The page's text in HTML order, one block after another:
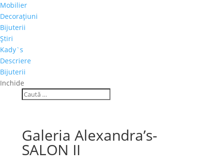
Mobilier
Decoraţiuni
Bijuterii
Ştiri
Kady`s
Descriere
Bijuterii
Inchide
Galeria Alexandra’s-
SALON II